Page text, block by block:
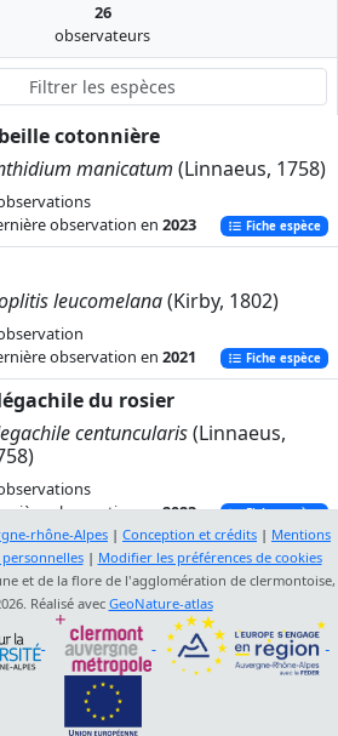
26
observateurs
cotonnière
manicatum (Linnaeus, 1758)
observation en 2023 Fiche espèce
leucomelana(Kirby, 1802)
observation en 2021 Fiche espèce
du rosier
centuncularis(Linnaeus,
observation en2023 Fiche espèce
Latreille, 1802
observations
observation en
2023 Fiche espèce
lagopoda
rhône-Alpes | Conception et crédits | Mentions
personnelles| Modifier les préférences de cookies
et de la flore de l'agglomération de clermontoise,
Réalisé avec GeoNature-atlas